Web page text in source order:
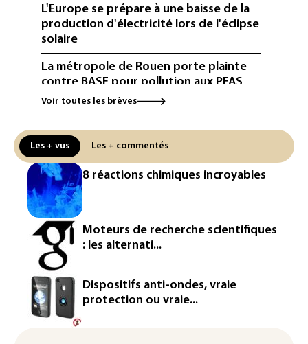
L'Europe se prépare à une baisse de la
production d'électricité lors de l'éclipse
solaire
La métropole de Rouen porte plainte
contre BASF pour pollution aux PFAS
Canicule: à l'arrêt depuis fin juillet, la
réseau
Véhicules de livraison autonomes: la
France ouvre la voie à leur
homologation
Iris³: Eutelsat investira 3,4 milliards
d'euros dans la future constellation
européenne
Le magazine VSD racheté par
l'entrepreneur Vianney d'Alançon
La production française de maïs
Voir toutes les brèves
Les + vus Les + commentés
8 réactions chimiques incroyables
Moteurs de recherche scientifiques
: les alternati...
Dispositifs anti-ondes, vraie
protection ou vraie...